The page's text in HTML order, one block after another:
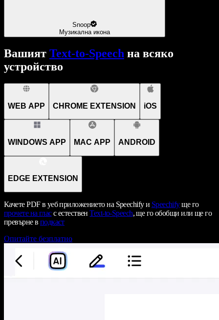
Snoop
Музикална икона
Вашият Text-to-Speech на всяко
устройство
WEB APP CHROME EXTENSION iOS
WINDOWS APP MAC APP ANDROID
EDGE EXTENSION
Качете PDF в уеб приложението на Speechify и Speechifyще го
прочете на гласс естественText-to-Speech, ще го обобщи или ще го
превърне в подкаст
Опитайте безплатно